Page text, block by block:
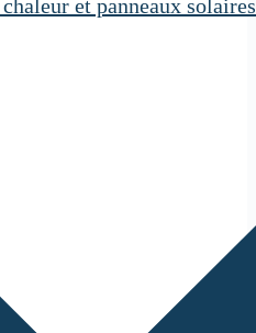
et panneaux solaires